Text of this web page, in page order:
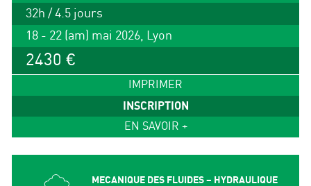
32h / 4.5 jours
18 - 22 (am) mai 2026, Lyon
2430 €
IMPRIMER
INSCRIPTION
EN SAVOIR +
MECANIQUE DES FLUIDES – HYDRAULIQUE